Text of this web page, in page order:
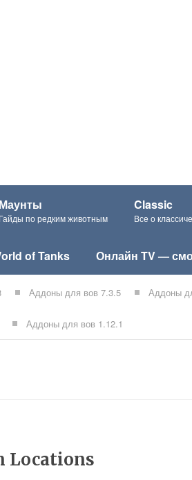
Маунты
Гайды по редким животным
Classic
Все о
of Tanks Онлайн TV —
Аддоны для вов 7.3.5 Аддоны
Аддоны для вов 1.12.1
Locations